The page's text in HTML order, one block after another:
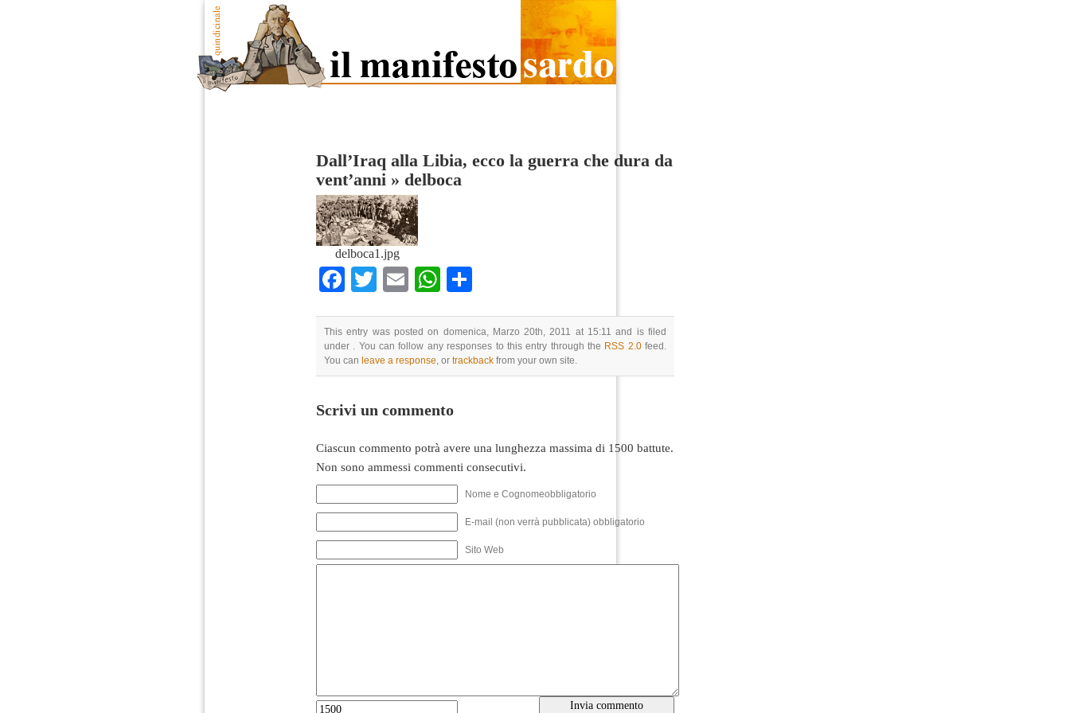
Dall’Iraq alla Libia, ecco la guerra che dura da
vent’anni » delboca
delboca1.jpg
Facebook
TwitterEmailWhatsApp
This entry was posted on domenica, Marzo 20th, 2011 at 15:11 and is filed
under . You can follow any responses to this entry through the RSS 2.0feed.
You can leave a response, or trackback from your own site.
Scrivi un commento
Ciascun commento potrà avere una lunghezza massima di 1500 battute.
Non sono ammessi commenti consecutivi.
Nome e Cognomeobbligatorio
E-mail (non verrà pubblicata) obbligatorio
Sito Web